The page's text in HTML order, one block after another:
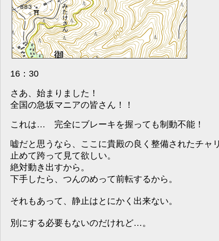
16：30
さあ、始まりました！
全国の急坂マニアの皆さん！！
これは… 完全にブレーキを握っても制動不能！
嘘だと思うなら、ここに貴殿の良く整備されたチャ
止めて跨って見て欲しい。
絶対動き出すから。
下手したら、つんのめって前転するから。
それもあって、静止はとにかく出来ない。
別にする必要もないのだけれど…。